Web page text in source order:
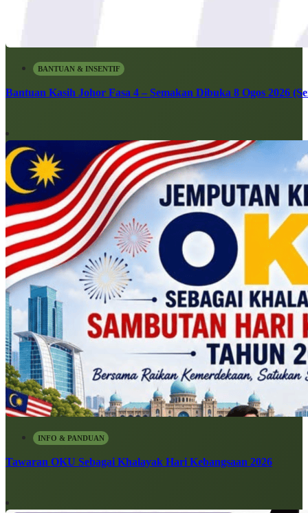
BANTUAN & INSENTIF
Bantuan Kasih Johor Fasa 4 – Semakan Dibuka 8 Ogos 2026
INFO & PANDUAN
Tawaran OKU Sebagai Khalayak Hari Kebangsaan 2026